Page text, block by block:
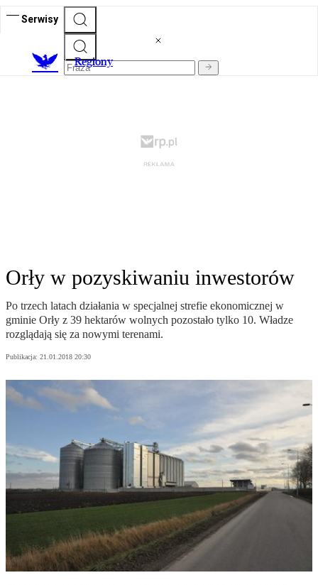
Serwisy
Regiony
Orły w pozyskiwaniu inwestorów
Po trzech latach działania w specjalnej strefie ekonomicznej w
gminie Orły z 39 hektarów wolnych pozostało tylko 10. Władze
rozglądają się za nowymi terenami.
Publikacja: 21.01.2018 20:30